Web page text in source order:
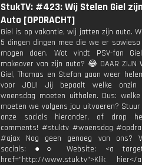
StukTV: #423: Wij Stelen Giel
Auto [OPDRACHT]
Giel is op vakantie, wij jatten zijn auto.
5 dingen dingen mee die we er sowieso
mogen doen. Wat vindt PSV-fan
makeover van zijn auto? 😂 DAAR ZIJN
Giel, Thomas en Stefan gaan weer
voor JOU! Jij bepaalt welke
woensdag moeten uithalen. Dus:
moeten we volgens jou uitvoeren?
onze socials hieronder, of drop
comments! #stuktv #woensdag
#ajax Nog geen genoeg van ons?
socials: ●○ Website: <a
href="http://www.stuk.tv">Klik